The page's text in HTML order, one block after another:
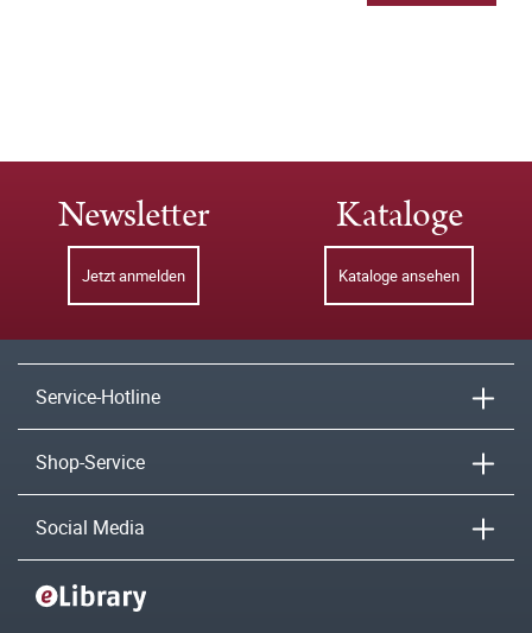
Newsletter
Jetzt anmelden
Kataloge
Kataloge ansehen
Service-Hotline
Shop-Service
Social Media